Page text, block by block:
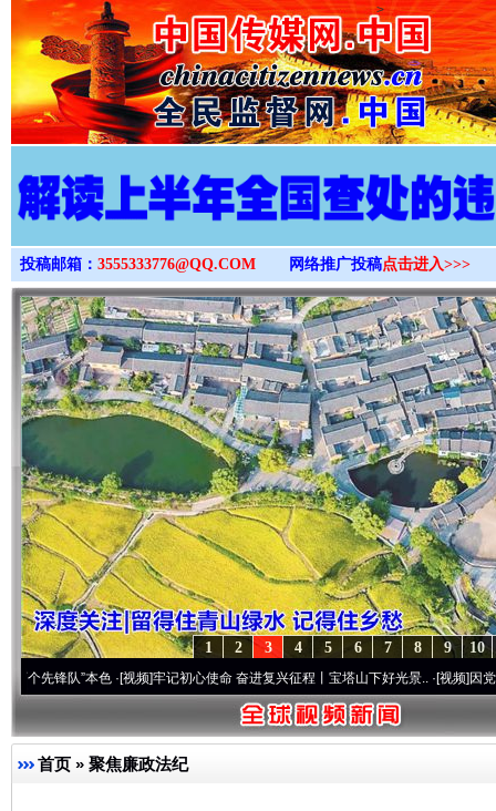
>
投稿邮箱： 3555333776@QQ.COM 网络推广投稿点击进入>>>
10
9
8
7
6
5
4
3
2
1
队”本色·[视频]牢记初心使命 奋进复兴征程丨宝塔山下好光景..·[视频]因党而生 为
首页 » 聚焦廉政法纪